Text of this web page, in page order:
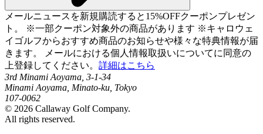
メールニュースを新規購読すると15%OFFクーポンプレゼン
ト。 ※一部クーポン対象外の商品があります ※キャロウェ
イゴルフからおすすめ商品のお知らせや様々な特典情報が届
きます。 メールにおける個人情報取扱いについてに同意の
上登録してください。 詳細はこちら
3rd Minami Aoyama, 3-1-34
Minami Aoyama, Minato-ku, Tokyo
107-0062
© 2026 Callaway Golf Company.
All rights reserved.